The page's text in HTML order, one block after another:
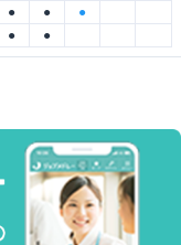
● ●
●
● ●